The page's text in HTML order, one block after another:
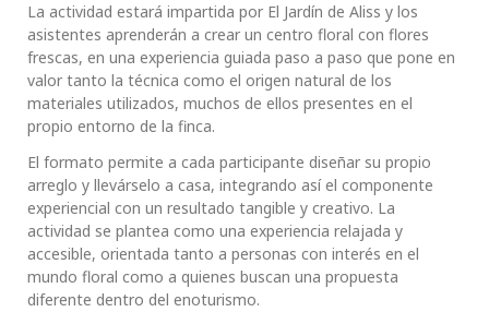
La actividad estará impartida por El Jardín de Aliss y los
asistentes aprenderán a crear un centro floral con flores
frescas, en una experiencia guiada paso a paso que pone en
valor tanto la técnica como el origen natural de los
materiales utilizados, muchos de ellos presentes en el
propio entorno de la finca.
El formato permite a cada participante diseñar su propio
arreglo y llevárselo a casa, integrando así el componente
experiencial con un resultado tangible y creativo. La
actividad se plantea como una experiencia relajada y
accesible, orientada tanto a personas con interés en el
mundo floral como a quienes buscan una propuesta
diferente dentro del enoturismo.